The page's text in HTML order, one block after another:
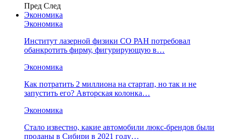
Пред След
Экономика
Экономика
Институт лазерной физики СО РАН потребовал
обанкротить фирму, фигурирующую в…
Экономика
Как потратить 2 миллиона на стартап, но так и не
запустить его? Авторская колонка…
Экономика
Стало известно, какие автомобили люкс-брендов были
проданы в Сибири в 2021 году…